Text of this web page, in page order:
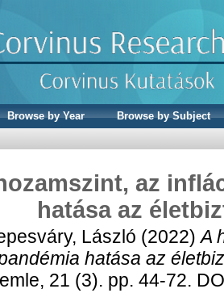
Browse by Year
Browse by Subject
az
hatása az
László (2022)A
hatása az
21 (3). pp. 44-72.